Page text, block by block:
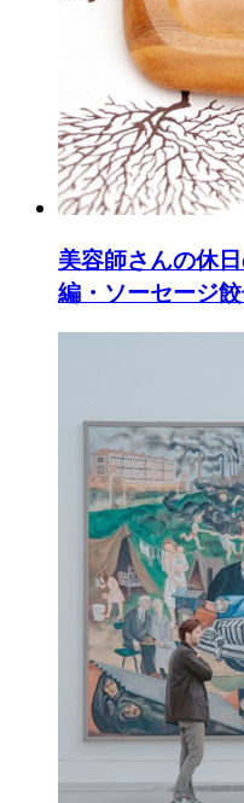
美容師さんの休
編・ソーセージ